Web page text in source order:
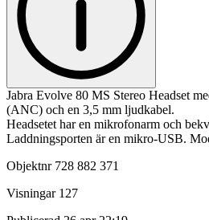
Jabra Evolve 80 MS Stereo Headset
(ANC) och en 3,5 mm ljudkabel.
Headsetet har en mikrofonarm och
Laddningsporten är en mikro-USB.
Objektnr 728 882 371
Visningar 127